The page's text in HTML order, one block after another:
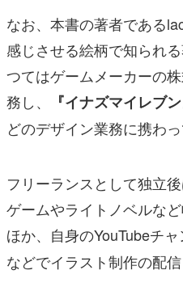
なお、本書の著者である
感じさせる絵柄で知られ
つてはゲームメーカーの
務し、
『イナズマイレブン
どのデザイン業務に携わっ
フリーランスとして独立
ゲームやライトノベルな
ほか、自身のYouTubeチ
などでイラスト制作の配信